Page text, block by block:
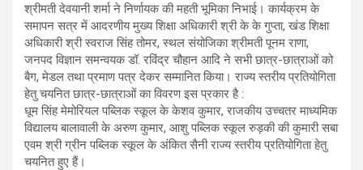
श्रीमती देवयानी शर्मा ने निर्णायक की महती भूमिका निभाई। कार्यक्रम के
समापन सत्र में आदरणीय मुख्य शिक्षा अधिकारी श्री के के गुप्ता, खंड शिक्षा
अधिकारी श्री स्वराज सिंह तोमर, स्थल संयोजिका श्रीमती पूनम राणा,
जनपद विज्ञान समन्वयक डॉ. रविंद्र चौहान आदि ने सभी छात्र-छात्राओं को
बैग, मेडल तथा प्रमाण पत्र देकर सम्मानित किया। राज्य स्तरीय प्रतियोगिता
हेतु चयनित छात्र-छात्राओं का विवरण इस प्रकार है :
धूम सिंह मेमोरियल पब्लिक स्कूल के केशव कुमार, राजकीय उच्चतर माध्यमिक
विद्यालय बालावाली के अरुण कुमार, आशु पब्लिक स्कूल रुड़की की कुमारी सबा
एवम श्री ग्रीन पब्लिक स्कूल के अंकित सैनी राज्य स्तरीय प्रतियोगिता हेतु
चयनित हुए हैं।